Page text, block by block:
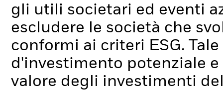
gli utili societari ed eventi
escludere le società che
conformi ai criteri ESG.
d'investimento potenziale
valore degli investimenti